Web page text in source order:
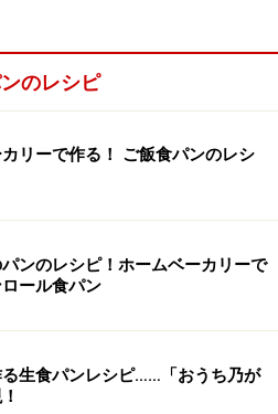
で混ぜ、ラップして10分おく
ぜ、柔らかくなったバターを
んわりかけて10分おく。
節は210ccで、冬は220cc。
のレシピ
リーで作る！ ご飯食パンのレシ
ンのレシピ！ホームベーカリーで
ール食パン
生食パンレシピ……「おうち乃が